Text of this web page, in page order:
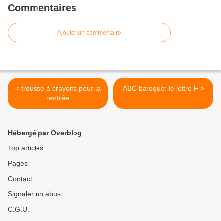
Commentaires
Ajouter un commentaire
< trousse à crayons pour la
rentrée
ABC baroque: le lettre F >
Hébergé par Overblog
Top articles
Pages
Contact
Signaler un abus
C.G.U.